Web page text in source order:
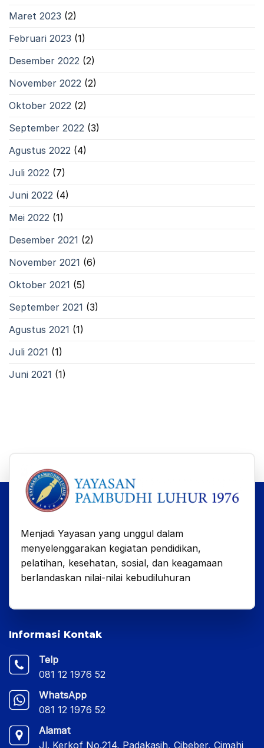
Maret 2023 (2)
Februari 2023 (1)
Desember 2022 (2)
November 2022 (2)
Oktober 2022 (2)
September 2022 (3)
Agustus 2022 (4)
Juli 2022 (7)
Juni 2022 (4)
Mei 2022 (1)
Desember 2021 (2)
November 2021 (6)
Oktober 2021 (5)
September 2021 (3)
Agustus 2021 (1)
Juli 2021 (1)
Juni 2021 (1)
Menjadi Yayasan yang unggul dalam
menyelenggarakan kegiatan pendidikan,
pelatihan, kesehatan, sosial, dan keagamaan
berlandaskan nilai-nilai kebudiluhuran
Informasi Kontak
Telp
081 12 1976 52
WhatsApp
081 12 1976 52
Alamat
Jl. Kerkof No.214, Padakasih, Cibeber, Cimahi